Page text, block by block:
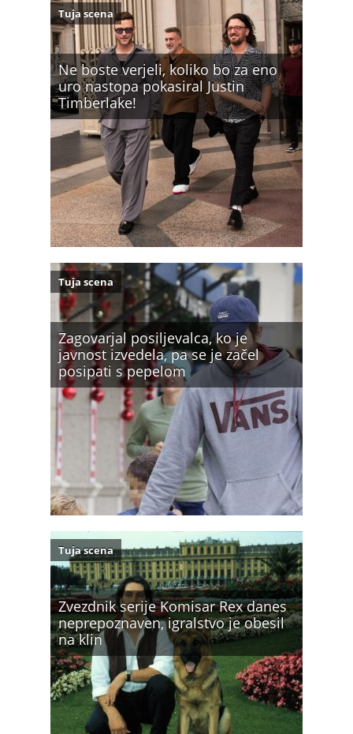
Ne boste verjeli, koliko bo za eno
uro nastopa pokasiral Justin
Timberlake!
Tuja scena
Zagovarjal posiljevalca, ko je
javnost izvedela, pa se je začel
posipati s pepelom
Tuja scena
Zvezdnik serije Komisar Rex danes
neprepoznaven, igralstvo je obesil
na klin
Tuja scena